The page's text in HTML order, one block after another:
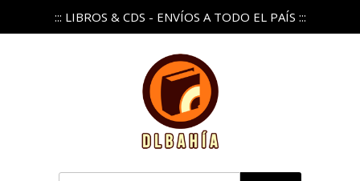
::: LIBROS & CDS - ENVÍOS A TODO EL PAÍS :::